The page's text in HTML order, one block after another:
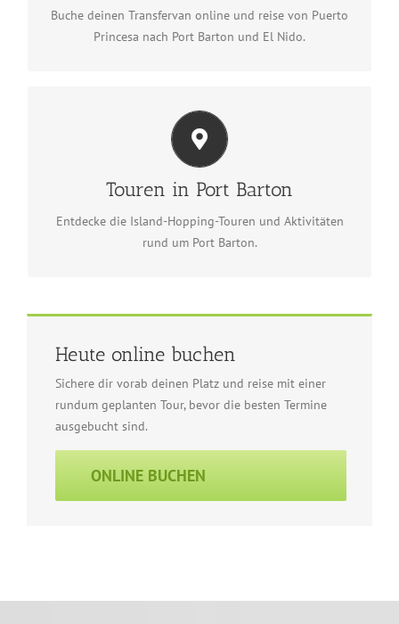
Buche deinen Transfervan online und reise von Puerto
Princesa nach Port Barton und El Nido.
Touren in Port Barton
Entdecke die Island-Hopping-Touren und Aktivitäten
rund um Port Barton.
Touren in Port Barton
Touren in Port Barton ansehen
Heute online buchen
Sichere dir vorab deinen Platz und reise mit einer
rundum geplanten Tour, bevor die besten Termine
ausgebucht sind.
ONLINE BUCHEN